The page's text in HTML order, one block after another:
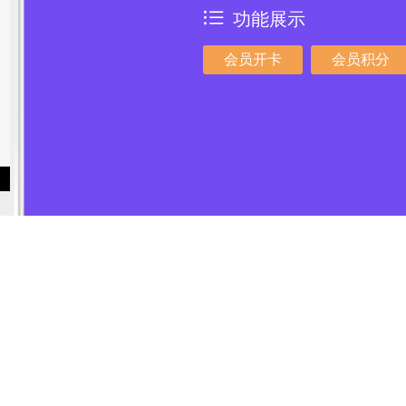
功能展示
会员开卡 会员积分